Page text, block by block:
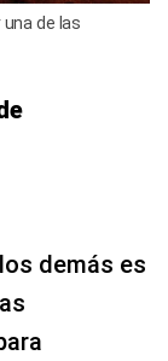
de las
demás es